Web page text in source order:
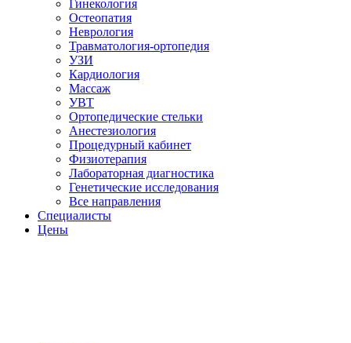
Гинекология
Остеопатия
Неврология
Травматология-ортопедия
УЗИ
Кардиология
Массаж
УВТ
Ортопедические стельки
Анестезиология
Процедурный кабинет
Физиотерапия
Лабораторная диагностика
Генетические исследования
Все направления
Специалисты
Цены